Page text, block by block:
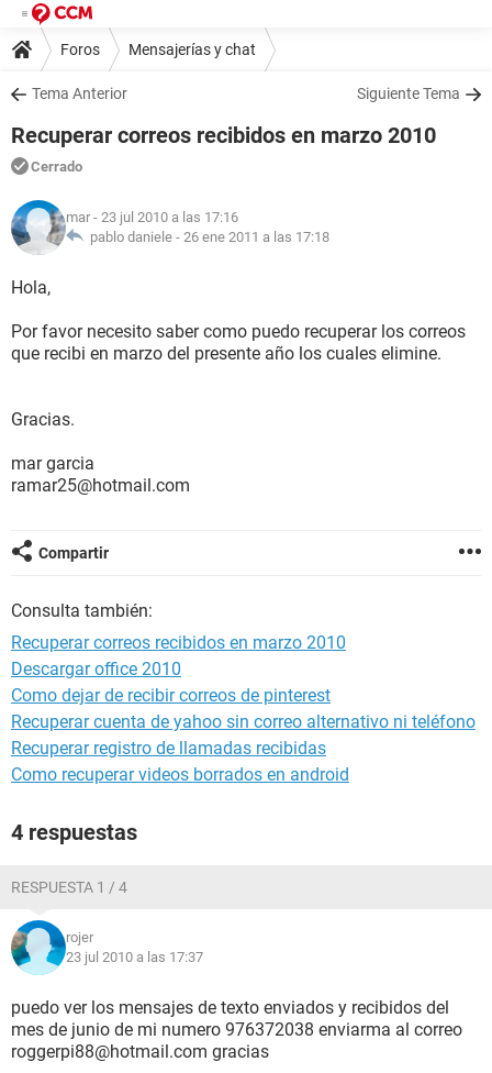
Foros Mensajerías y chat
Tema Anterior Siguiente Tema
Recuperar correos recibidos en marzo 2010
Cerrado
mar - 23 jul 2010 a las 17:16
pablo daniele - 26 ene 2011 a las 17:18
Hola,
Por favor necesito saber como puedo recuperar los correos
que recibi en marzo del presente año los cuales elimine.
Gracias.
mar garcia
ramar25@hotmail.com
Compartir
Consulta también:
Recuperar correos recibidos en marzo 2010
Descargar office 2010
Como dejar de recibir correos de pinterest
Recuperar cuenta de yahoo sin correo alternativo ni teléfono
Recuperar registro de llamadas recibidas
Como recuperar videos borrados en android
4 respuestas
RESPUESTA 1 / 4
rojer
23 jul 2010 a las 17:37
puedo ver los mensajes de texto enviados y recibidos del
mes de junio de mi numero 976372038 enviarma al correo
roggerpi88@hotmail.com gracias